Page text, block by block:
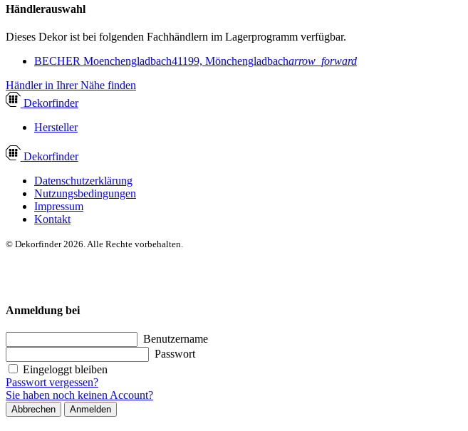
Händlerauswahl
Dieses Dekor ist bei folgenden Fachhändlern im Lagerprogramm verfügbar.
BECHER Moenchengladbach41199, Mönchengladbacharrow_forward
Händler in Ihrer Nähe finden
Dekorfinder
Hersteller
Dekorfinder
Datenschutzerklärung
Nutzungsbedingungen
Impressum
Kontakt
© Dekorfinder 2026. Alle Rechte vorbehalten.
Anmeldung bei
Benutzername
Passwort
Eingeloggt bleiben
Passwort vergessen?
Sie haben noch keinen Account?
Abbrechen Anmelden